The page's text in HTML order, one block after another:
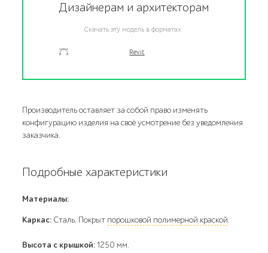
Дизайнерам и архитекторам
Скачать эту модель в форматах:
Revit
Производитель оставляет за собой право изменять
конфигурацию изделия на своё усмотрение без уведомления
заказчика.
Подробные характеристики
Материалы:
Каркас: Cталь. Покрыт порошковой полимерной краской.
Высота с крышкой:1250 мм.